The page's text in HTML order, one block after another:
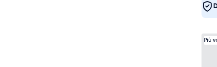
Più